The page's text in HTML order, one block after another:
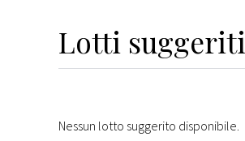
Lotti suggeriti
Nessun lotto suggerito disponibile.